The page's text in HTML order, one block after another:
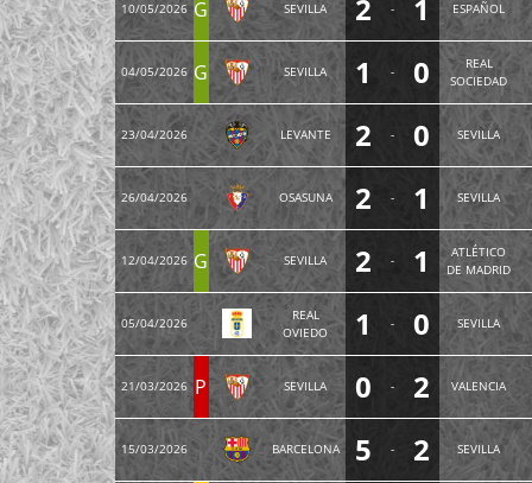
10/05/2026 G SEVILLA 2 - 1 ESPAÑOL
04/05/2026 G SEVILLA 1 - 0
REAL
SOCIEDAD
23/04/2026 LEVANTE 2 - 0 SEVILLA
26/04/2026 OSASUNA 2 - 1 SEVILLA
12/04/2026 G SEVILLA 2 - 1
ATLÉTICO
DE MADRID
05/04/2026
REAL
OVIEDO
1 - 0 SEVILLA
21/03/2026 P SEVILLA 0 - 2 VALENCIA
15/03/2026 BARCELONA 5 - 2 SEVILLA